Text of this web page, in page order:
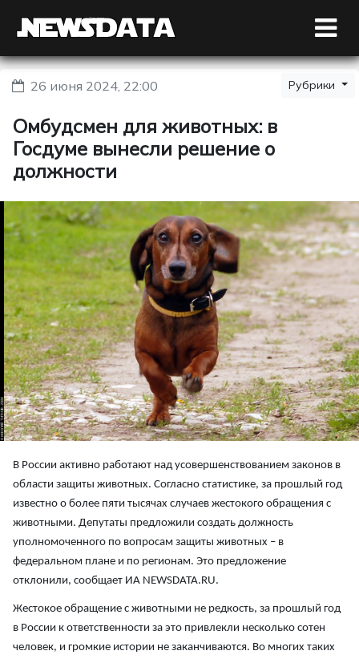
26 июня 2024, 22:00 Рубрики
Омбудсмен для животных: в
Госдуме вынесли решение о
должности
В России активно работают над усовершенствованием законов в
области защиты животных. Согласно статистике, за прошлый год
известно о более пяти тысячах случаев жестокого обращения с
животными. Депутаты предложили создать должность
уполномоченного по вопросам защиты животных – в
федеральном плане и по регионам. Это предложение
отклонили, сообщает ИА NEWSDATA.RU.
Жестокое обращение с животными не редкость, за прошлый год
в России к ответственности за это привлекли несколько сотен
человек, и громкие истории не заканчиваются. Во многих таких